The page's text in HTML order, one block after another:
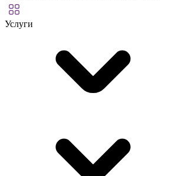
Услуги